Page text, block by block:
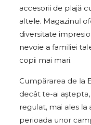
accesorii de plajă
altele. Magazinul
diversitate
nevoie a familiei
copii mai mari.
Cumpărarea de la
decât te-ai
regulat, mai ales la
perioada unor